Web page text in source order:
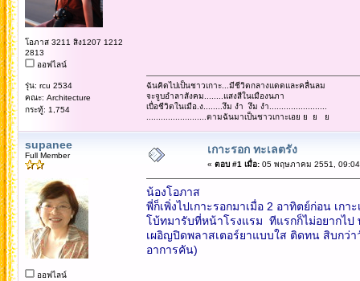
โอภาส 3211 สิง1207 1212
2813
ออฟไลน์
รุ่น: rcu 2534
คณะ: Architecture
กระทู้: 1,754
ฉันคิดไปเป็นชาวเกาะ...มีชีวิตกลางแดดและคลื่นลม
จะจูบอำลาสังคม........แสงสีในเมืองนภา
เบื่อชีวิตในเมือ.ง........งึม งำ งึม งำ........................
.........................ตามฉันมาเป็นชาวเกาะเอย ย ย ย
supanee
Full Member
ออฟไลน์
เกาะรอก ทะเลตรัง
« ตอบ #1 เมื่อ:05 พฤษภาคม 2551,
น้องโอภาส
พี่ก็เพิ่งไปเกาะรอกมาเมื่อ 2 อาทิตย์ก่อน เก
โบ้ทมารับที่หน้าโรงแรม ทีแรกก็ไม่อยากไป
เผอิญปิดพลาสเตอร์ยาแบบใส ติดทน สิบกว่
อาการคัน)